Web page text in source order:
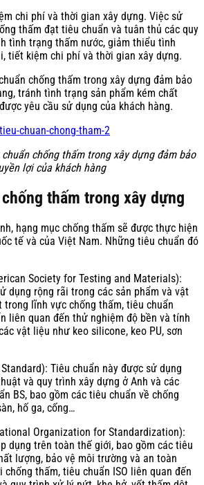
chi phí và thời gian xây dựng. Việc sử
thấm đạt tiêu chuẩn và tuân thủ các quy
tình trạng thấm nước, giảm thiểu tình
tiết kiệm chi phí và thời gian xây dựng.
chống thấm trong xây dựng đảm bảo
tránh tình trạng sản phẩm kém chất
yêu cầu sử dụng của khách hàng.
chống thấm trong xây dựng đảm bảo
lợi của khách hàng
thấm trong xây dựng
hạng mục chống thấm sẽ được thực hiện
tế và của Việt Nam. Những tiêu chuẩn đó
Society for Testing and Materials):
dụng rộng rãi trong các sản phẩm và vật
lĩnh vực chống thấm, tiêu chuẩn
liên quan đến thử nghiệm độ bền và tính
vật liệu như keo silicone, keo PU, sơn
Tiêu chuẩn này được sử dụng
và quy trình xây dựng ở Anh và các
BS, bao gồm các tiêu chuẩn về chống
hố ga, cống…
Organization for Standardization):
dụng trên toàn thế giới, bao gồm các tiêu
lượng, bảo vệ môi trường và an toàn
thấm, tiêu chuẩn ISO liên quan đến